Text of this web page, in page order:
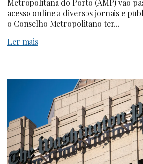
Metropolitana do Porto (AMP) vão
acesso online a diversos jornais e
o Conselho Metropolitano ter...
Ler mais